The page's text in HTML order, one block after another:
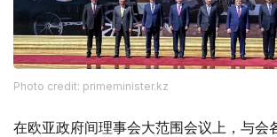
Photo credit: primeminister.kz
在欧亚政府间理事会大范围会议上，与会